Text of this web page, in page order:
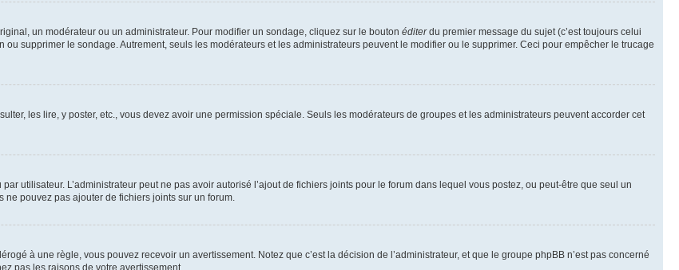
un modérateur ou un administrateur. Pour modifier un sondage, cliquez sur le bouton éditerdu premier message du sujet (c’est toujours celui
supprimer le sondage. Autrement, seuls les modérateurs et les administrateurs peuvent le modifier ou le supprimer. Ceci pour empêcher le trucage
les lire, y poster, etc., vous devez avoir une permission spéciale. Seuls les modérateurs de groupes et les administrateurs peuvent accorder cet
utilisateur. L’administrateur peut ne pas avoir autorisé l’ajout de fichiers joints pour le forum dans lequel vous postez, ou peut-être que seul un
pouvez pas ajouter de fichiers joints sur un forum.
à une règle, vous pouvez recevoir un avertissement. Notez que c’est la décision de l’administrateur, et que le groupe phpBB n’est pas concerné
pas les raisons de votre avertissement.